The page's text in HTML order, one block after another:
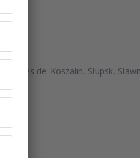
de: Koszalin, Słupsk,